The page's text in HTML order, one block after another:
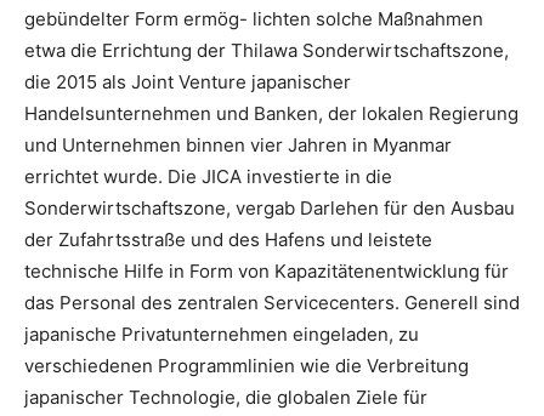
gebündelter Form ermög- lichten solche Maßnahmen
etwa die Errichtung der Thilawa Sonderwirtschaftszone,
die 2015 als Joint Venture japanischer
Handelsunternehmen und Banken, der lokalen Regierung
und Unternehmen binnen vier Jahren in Myanmar
errichtet wurde. Die JICA investierte in die
Sonderwirtschaftszone, vergab Darlehen für den Ausbau
der Zufahrtsstraße und des Hafens und leistete
technische Hilfe in Form von Kapazitätenentwicklung für
das Personal des zentralen Servicecenters. Generell sind
japanische Privatunternehmen eingeladen, zu
verschiedenen Programmlinien wie die Verbreitung
japanischer Technologie, die globalen Ziele für